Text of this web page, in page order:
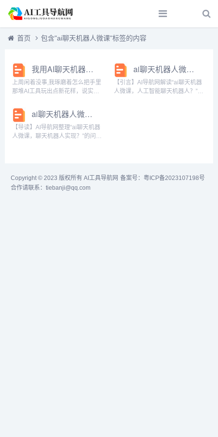
首页 包含"ai聊天机器人微课"标签的内容
我用AI聊天机器人做了节微课，结果被学生一句话问懵了
上周闲着没事,我琢磨着怎么把手里
那堆AI工具玩出点新花样，说实
章，自己也有点审美疲劳了，刚好
有朋友让我帮忙做一节微课，说是
给初中生讲“如何高效记笔记”，我寻
思，这还...
ai聊天机器人微课，人工智能聊天机器人？
【引言】AI导航网解读“ai聊天机器
人微课，人工智能聊天机器人？”的
ai聊天机器人微课，聊天机器人实现？
【导读】AI导航网整理“ai聊天机器
人微课，聊天机器人实现？”的问
人能够...
Copyright © 2023 版权所有 AI工具导航网 备案号： 粤ICP备2023107198号
合作请联系：tiebanji@qq.com